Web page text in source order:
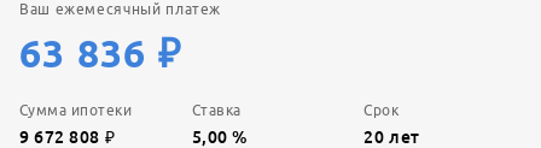
Ваш ежемесячный платеж
63 836 ₽
Сумма ипотеки
9 672 808 ₽
Ставка
5,00 %
Срок
20 лет